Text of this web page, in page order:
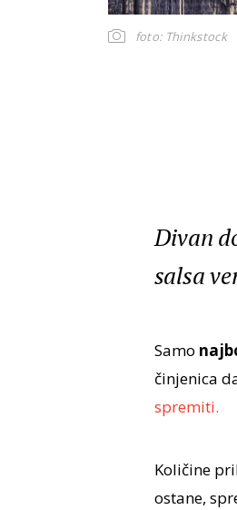
foto: Thinkstock
Divan
salsa
Samo
činjenica
spremiti.
Količine
ostane,